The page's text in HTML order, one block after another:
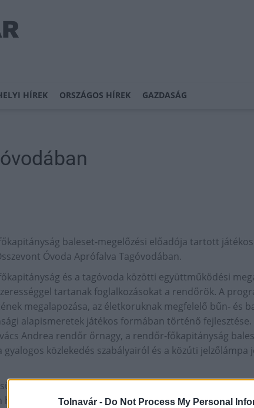
Tolnavár - Do Not Process My Personal
HÍREK ORSZÁGOS HÍREK GAZDASÁG
baleset-megelőzési előadója tartott
Óvoda Aprófalva Tagóvodában.
és a tagóvoda közötti együttműködési
tartanak foglalkozásokat a rendőrök. A
megalapozása, az életkoruknak megfelelő bűn- és
alapismeretek játékos formában történő fejlesztése.
Andrea rendőr őrnagy, a rendőr-főkapitányság
közlekedés szabályairól és a közúti
program egészen az óvodai év végéig folytatódik,
más, a rendőrség munkájával és baleset-